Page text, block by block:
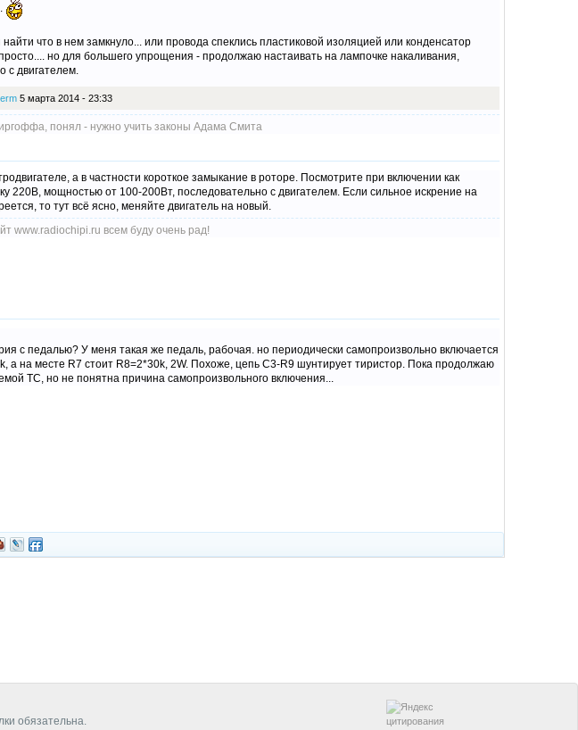
найти что в нем замкнуло... или провода спеклись пластиковой изоляцией или конденсатор
но для большего упрощения - продолжаю настаивать на лампочке накаливания,
с двигателем.
5 марта 2014 - 23:33
понял - нужно учить законы Адама Смита
а в частности короткое замыкание в роторе. Посмотрите при включении как
220В, мощностью от 100-200Вт, последовательно с двигателем. Если сильное искрение на
то тут всё ясно, меняйте двигатель на новый.
www.radiochipi.ru всем буду очень рад!
с педалью? У меня такая же педаль, рабочая. но периодически самопроизвольно включается
а на месте R7 стоит R8=2*30k, 2W. Похоже, цепь C3-R9 шунтирует тиристор. Пока продолжаю
ТС, но не понятна причина самопроизвольного включения...
обязательна.